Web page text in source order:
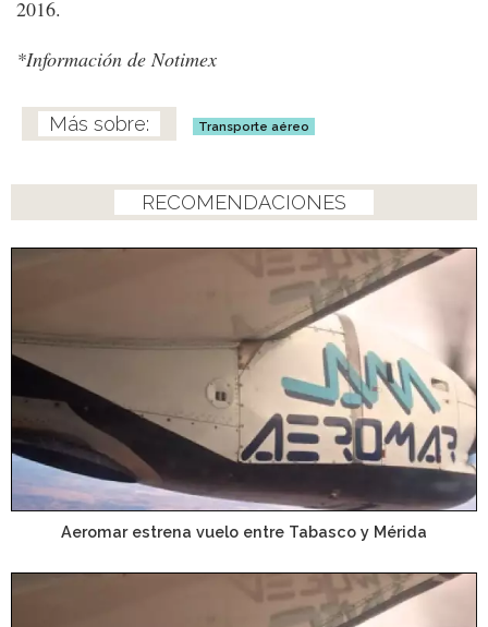
2016.
*Información de Notimex
Transporte aéreo
RECOMENDACIONES
Aeromar estrena vuelo entre Tabasco y Mérida